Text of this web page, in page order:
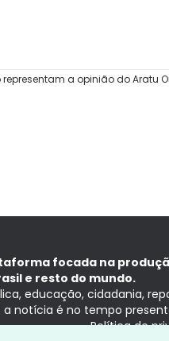
a opinião do Aratu
focada na
e resto do mundo.
educação, cidadania,
notícia é no tempo
Política de